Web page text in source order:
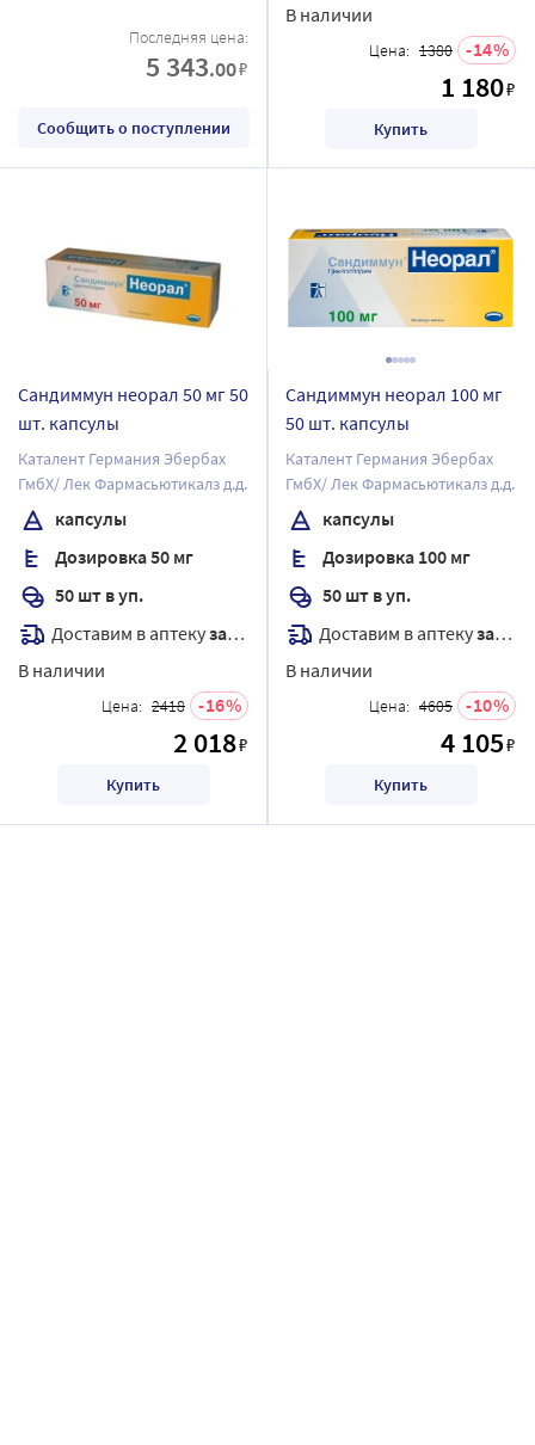
Последняя цена:
5 343.00₽
Сообщить о поступлении
В наличии
Цена: 1380 14
1 180₽
Купить
Сандиммун неорал 50 мг 50
шт. капсулы
Каталент Германия Эбербах
ГмбХ/ Лек Фармасьютикалз д.д.
капсулы
Дозировка 50 мг
50 шт в уп.
Доставим в аптекузавтра
В наличии
Цена: 2418 16
2 018₽
Купить
Сандиммун неорал 100 мг
50 шт. капсулы
Каталент Германия Эбербах
ГмбХ/ Лек Фармасьютикалз д.д.
капсулы
Дозировка 100 мг
50 шт в уп.
Доставим в аптекузавтра
В наличии
Цена: 4605 10
4 105₽
Купить